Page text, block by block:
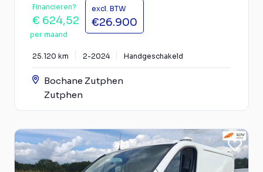
Financieren?
€ 624,52
per maand
excl. BTW
€26.900
25.120 km 2-2024 Handgeschakeld
Bochane Zutphen
Zutphen